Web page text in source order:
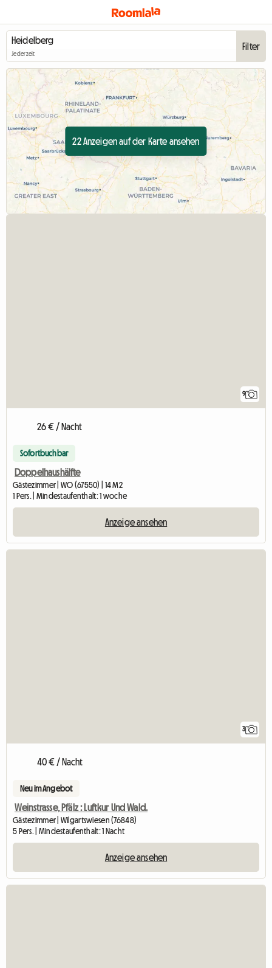
Jederzeit
Filter
22 Anzeigen auf der Karte ansehen
9
26 € / Nacht
Sofortbuchbar
Doppelhaushälfte
Gästezimmer | WO (67550) | 14 M2
1 Pers. | Mindestaufenthalt: 1 woche
Anzeige ansehen
3
40 € / Nacht
Neu im Angebot
Weinstrasse, Pfälz : Luftkur Und Wald.
Gästezimmer | Wilgartswiesen (76848)
5 Pers. | Mindestaufenthalt: 1 Nacht
Anzeige ansehen